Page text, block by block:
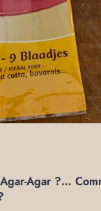
Agar ?…